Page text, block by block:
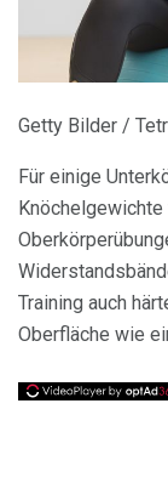
Getty Bilder /
Für einige
Training auch
Oberfläche wie